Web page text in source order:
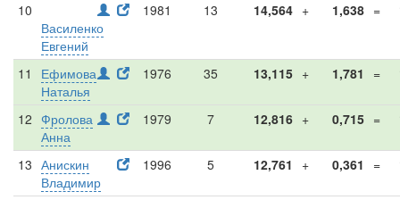
10
Василенко
Евгений
1981 13 14,564 + 1,638 =
11
Ефимова
Наталья
1976 35 13,115 + 1,781 =
12 Фролова
Анна
1979 7 12,816 + 0,715 =
13 Анискин
Владимир
1996 5 12,761 + 0,361 =